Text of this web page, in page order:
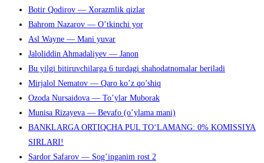
Botir Qodirov — Xorazmlik qizlar
Bahrom Nazarov — O’tkinchi yor
Asl Wayne — Mani yuvar
Jaloliddin Ahmadaliyev — Janon
Bu yilgi bitiruvchilarga 6 turdagi shahodatnomalar beriladi
Mirjalol Nematov — Qaro ko’z qo’shiq
Ozoda Nursaidova — To’ylar Muborak
Munisa Rizayeva — Bevafo (o’ylama mani)
BANKLARGA ORTIQCHA PUL TO‘LAMANG: 0% KOMISSIYA
SIRLARI!
Sardor Safarov — Sog’inganim rost 2